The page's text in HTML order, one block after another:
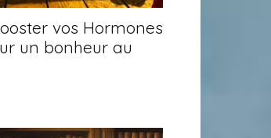
vos Hormones
un bonheur au